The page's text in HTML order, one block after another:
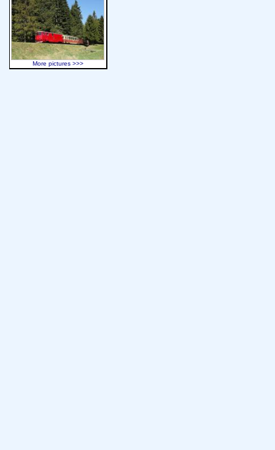
More pictures >>>